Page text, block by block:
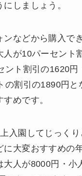
しましょう。
ンなどから購入で
人が10パーセント
ント割引の1620円
の割引の1890円と
めです。
入園してじっく
に大変おすすめの
大人が8000円・小